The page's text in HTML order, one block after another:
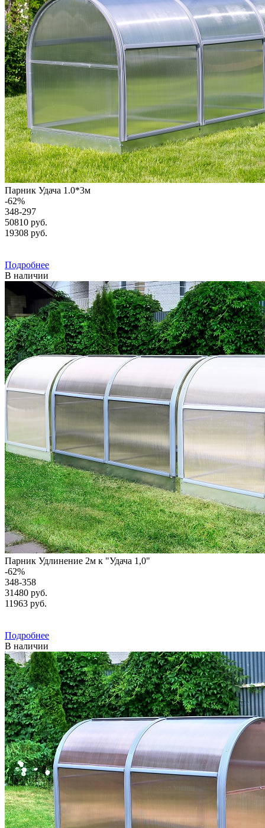
Парник Удача 1.0*3м
-62%
348-297
50810 руб.
19308 руб.
Подробнее
В наличии
Парник Удлинение 2м к "Удача 1,0"
-62%
348-358
31480 руб.
11963 руб.
Подробнее
В наличии